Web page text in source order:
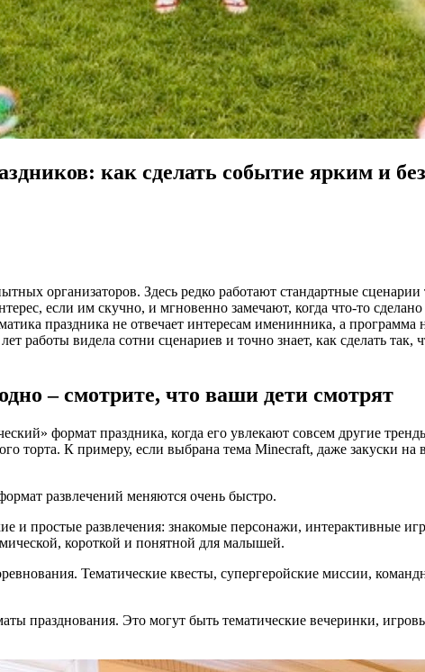
как сделать событие ярким и
организаторов. Здесь редко работают стандартные
если им скучно, и мгновенно замечают, когда что-то
праздника не отвечает интересам именинника, а программа
работы видела сотни сценариев и точно знает, как сделать
– смотрите, что ваши дети смотрят
формат праздника, когда его увлекают совсем другие
торта. К примеру, если выбрана тема Minecraft, даже закуски
развлечений меняются очень быстро.
и простые развлечения: знакомые персонажи,
короткой и понятной для малышей.
Тематические квесты, супергеройские миссии,
празднования. Это могут быть тематические вечеринки,